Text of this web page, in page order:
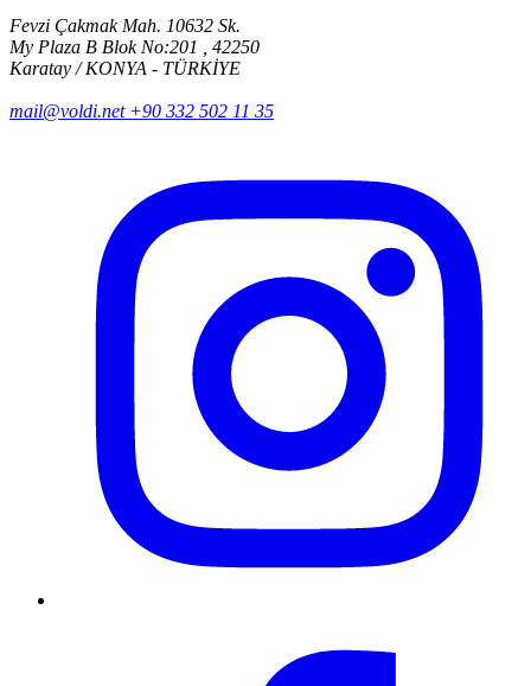
Fevzi Çakmak Mah. 10632 Sk.
My Plaza B Blok No:201 , 42250
Karatay / KONYA - TÜRKİYE
mail@voldi.net +90 332 502 11 35